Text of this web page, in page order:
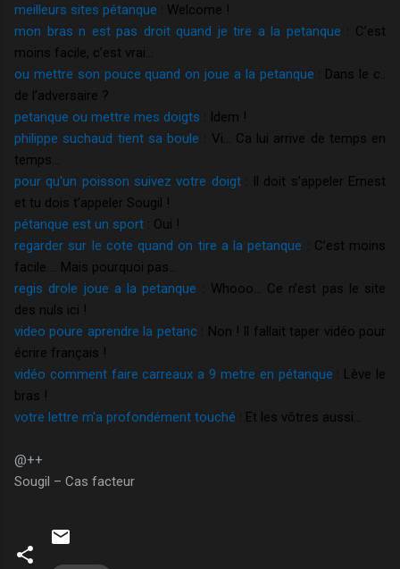
meilleurs sites pétanque : Welcome !
mon bras n est pas droit quand je tire a la petanque : C’est
moins facile, c’est vrai…
ou mettre son pouce quand on joue a la petanque : Dans le c..
de l’adversaire ?
petanque ou mettre mes doigts : Idem !
philippe suchaud tient sa boule : Vi… Ca lui arrive de temps en
temps…
pour qu'un poisson suivez votre doigt : Il doit s’appeler Ernest
et tu dois t’appeler Sougil !
pétanque est un sport : Oui !
regarder sur le cote quand on tire a la petanque : C’est moins
facile…. Mais pourquoi pas…
regis drole joue a la petanque : Whooo… Ce n’est pas le site
des nuls ici !
video poure aprendre la petanc : Non ! Il fallait taper vidéo pour
écrire français !
vidéo comment faire carreaux a 9 metre en pétanque : Lève le
bras !
votre lettre m'a profondément touché : Et les vôtres aussi…
@++
Sougil – Cas facteur